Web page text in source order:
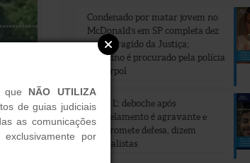
Condenado por matar jovem no
McDonald’s em SP completa dez
anos foragido da Justiça;
assassino é procurado pela polícia
e Interpol
‘Faz o L’: deboche após
atropelamento é agravante e
compromete defesa, dizem
especialistas
que NÃO UTILIZA
de guias judiciais
as comunicações
por